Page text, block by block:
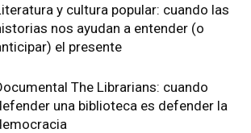
y cultura popular: cuando las
nos ayudan a entender (o
el presente
The Librarians: cuando
una biblioteca es defender la